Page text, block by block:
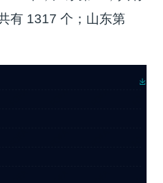
有 1317 个；山东第